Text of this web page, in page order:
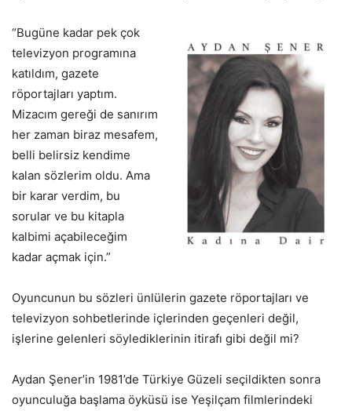
“Bugüne kadar pek çok
televizyon programına
katıldım, gazete
röportajları yaptım.
Mizacım gereği de sanırım
her zaman biraz mesafem,
belli belirsiz kendime
kalan sözlerim oldu. Ama
bir karar verdim, bu
sorular ve bu kitapla
kalbimi açabileceğim
kadar açmak için.”
Oyuncunun bu sözleri ünlülerin gazete röportajları ve
televizyon sohbetlerinde içlerinden geçenleri değil,
işlerine gelenleri söylediklerinin itirafı gibi değil mi?
Aydan Şener’in 1981’de Türkiye Güzeli seçildikten sonra
oyunculuğa başlama öyküsü ise Yeşilçam filmlerindeki